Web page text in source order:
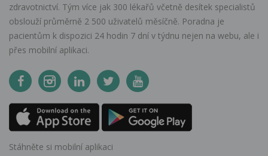
zdravotnictví. Tým více jak 300 lékařů včetně desítek specialistů
obslouží průměrně 2 500 uživatelů měsíčně. Poradna je
pacientům k dispozici 24 hodin 7 dní v týdnu nejen na webu, ale i
přes mobilní aplikaci.
Stáhněte si mobilní aplikaci